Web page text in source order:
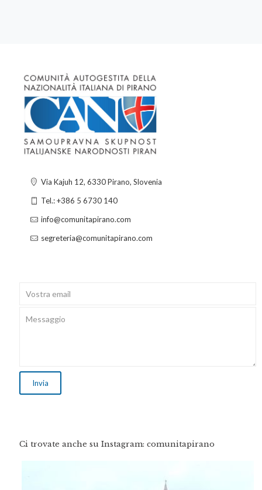
Via Kajuh 12, 6330 Pirano, Slovenia
Tel.: +386 5 6730 140
info@comunitapirano.com
segreteria@comunitapirano.com
Ci trovate anche su Instagram: comunitapirano